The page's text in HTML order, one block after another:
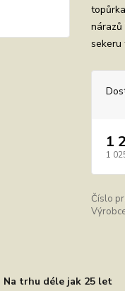
nárazů
sekeru
1
1
Číslo
Na trhu déle jak 25 let